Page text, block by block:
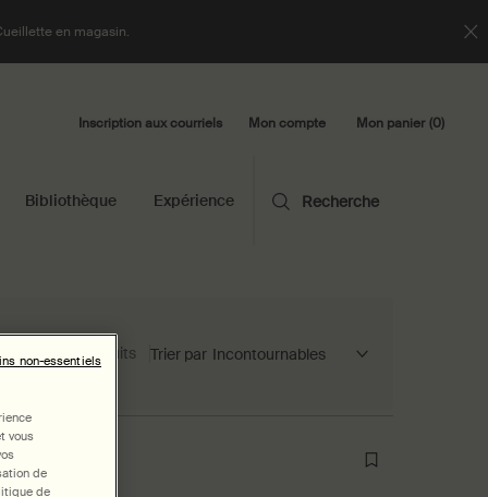
en magasin.
Inscription aux courriels Mon compte Mon panier 0
0 product in cart
Bibliothèque Expérience Recherche
17 produits Trier par
vous
de
de
non-essentiels